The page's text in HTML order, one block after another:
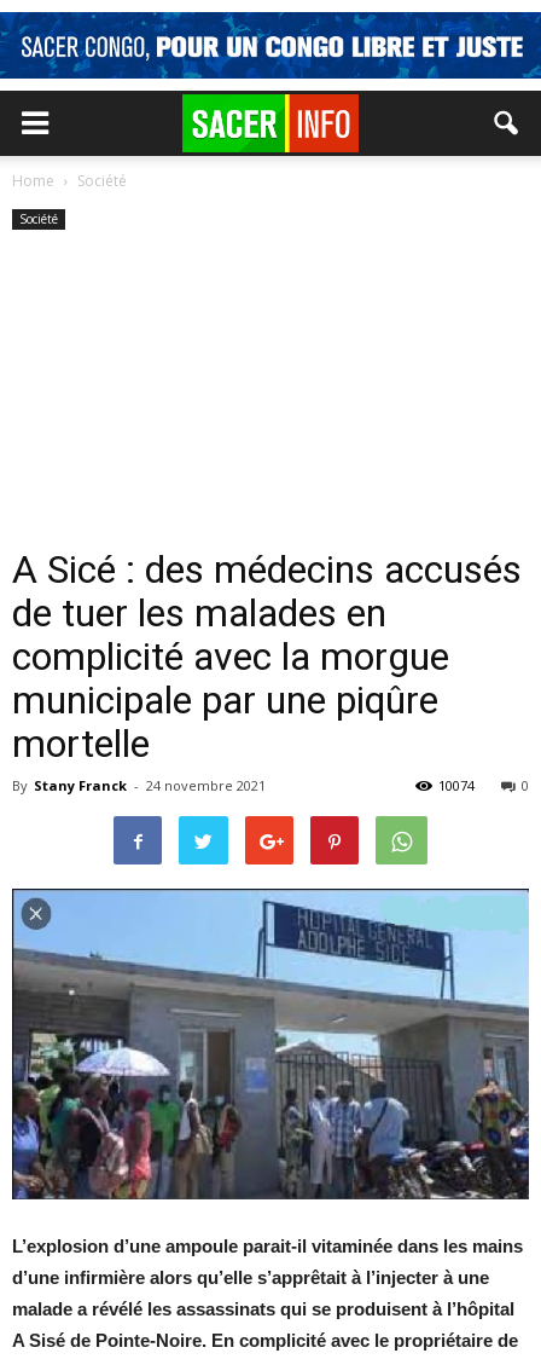
Home Société
Société
A Sicé : des médecins accusés
de tuer les malades en
complicité avec la morgue
municipale par une piqûre
mortelle
By Stany Franck - 24 novembre 2021 0
10074
L’explosion d’une ampoule parait-il vitaminée dans les mains
d’une infirmière alors qu’elle s’apprêtait à l’injecter à une
malade a révélé les assassinats qui se produisent à l’hôpital
A Sisé de Pointe-Noire. En complicité avec le propriétaire de